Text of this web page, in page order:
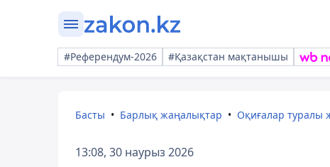
#Референдум-2026 #Қазақстан мақтанышы
Басты Барлық жаңалықтар Оқиғалар туралы
13:08, 30 наурыз 2026